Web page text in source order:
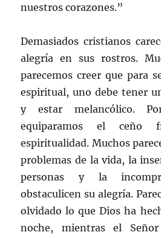
nuestros corazones.”
Demasiados cristianos
alegría en sus rostros.
parecemos creer que para
espiritual, uno debe tener
y estar melancólico.
equiparamos el ceño
espiritualidad. Muchos
problemas de la vida, la
personas y la
obstaculicen su alegría.
olvidado lo que Dios ha
noche, mientras el